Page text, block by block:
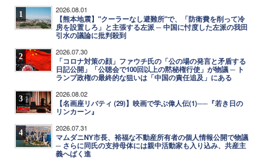
1 2026.08.01
【熊本地震】"クーラーなし避難所"で、「防衛費を削って冷
房を設置しろ」と主張する左派 ─ 中国に忖度した左派の我田
引水の議論に批判殺到
2 2026.07.30
「コロナ対策の顔」ファウチ氏の「公の場の発言と矛盾する
日記公開」「公聴会で100回以上の黙秘権行使」が物議 ─ ト
ランプ政権の最終的な狙いは「中国の責任追及」にある
3 2026.08.02
【名画座リバティ (29)】映画で学ぶ偉人伝(1)──『若き日の
リンカーン』
4 2026.07.31
マムダニNY市長、裕福な不動産所有者の個人情報公開で物議
─ さらに同氏の支持母体には親中活動家も入り込み、共産主
義へばく進